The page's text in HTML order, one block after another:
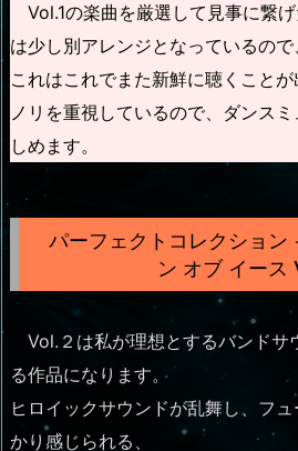
Vol.1の楽曲を厳選して見事に繋
は少し別アレンジとなっているので
これはこれでまた新鮮に聴くことが
ノリを重視しているので、ダンス
しめます。
パーフェクトコレクショ
ン オブ イース
Vol.２は私が理想とするバンドサ
る作品になります。
ヒロイックサウンドが乱舞し、フ
かり感じられる、